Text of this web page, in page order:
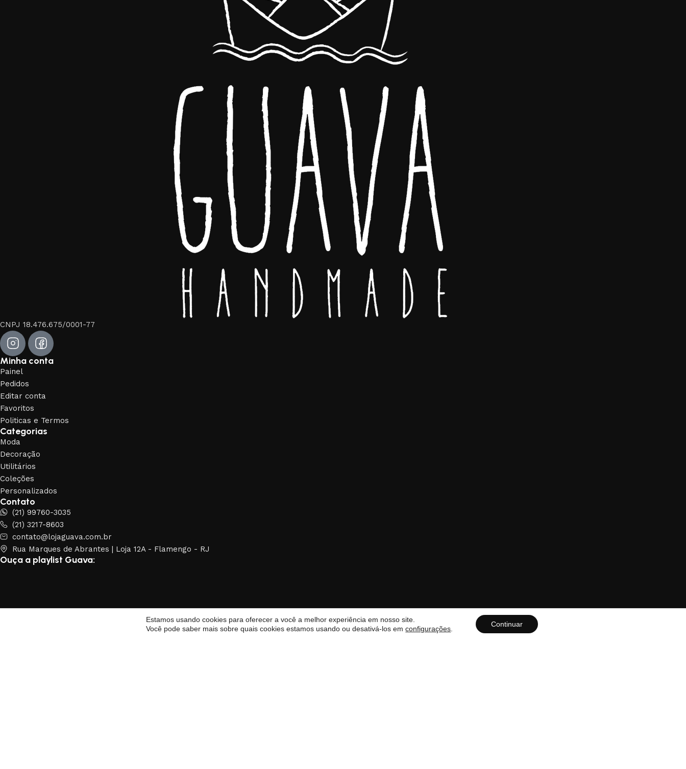
CNPJ 18.476.675/0001-77
Minha conta
Painel
Pedidos
Editar conta
Favoritos
Politicas e Termos
Categorias
Moda
Decoração
Utilitários
Coleções
Personalizados
Contato
(21) 99760-3035
(21) 3217-8603
contato@lojaguava.com.br
Rua Marques de Abrantes | Loja 12A - Flamengo - RJ
Ouça a playlist Guava:
Estamos usando cookies para oferecer a você a melhor experiência em nosso site.
Você pode saber mais sobre quais cookies estamos usando ou desativá-los emconfigurações
Continuar